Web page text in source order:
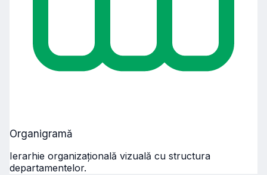
Organigramă
Ierarhie organizațională vizuală cu structura
departamentelor.